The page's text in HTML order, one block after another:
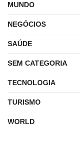
MUNDO
NEGÓCIOS
SAÚDE
SEM CATEGORIA
TECNOLOGIA
TURISMO
WORLD